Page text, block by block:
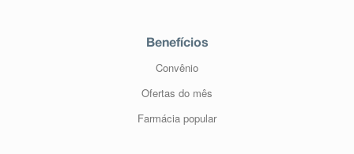
Benefícios
Convênio
Ofertas do mês
Farmácia popular